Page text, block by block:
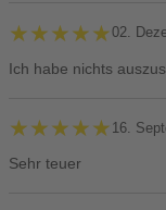
★★★★★
★★★★★02.
Ich habe nichts
★★★★★
★★★★★ 16.
Sehr teuer